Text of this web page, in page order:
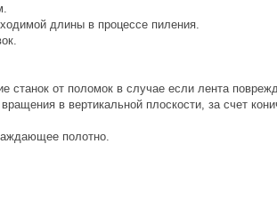
длины в процессе пиления.
станок от поломок в случае если лента
в вертикальной плоскости, за счет
полотно.